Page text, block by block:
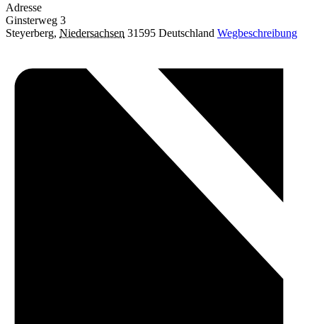
Adresse
Ginsterweg 3
Steyerberg, Niedersachsen 31595 Deutschland Wegbeschreibung